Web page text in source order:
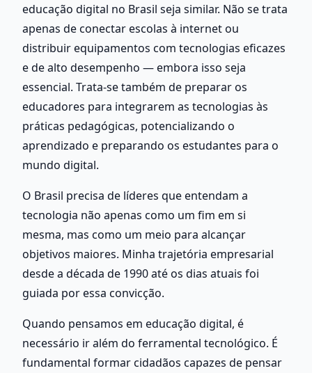
educação digital no Brasil seja similar. Não se trata
apenas de conectar escolas à internet ou
distribuir equipamentos com tecnologias eficazes
e de alto desempenho — embora isso seja
essencial. Trata-se também de preparar os
educadores para integrarem as tecnologias às
práticas pedagógicas, potencializando o
aprendizado e preparando os estudantes para o
mundo digital.
O Brasil precisa de líderes que entendam a
tecnologia não apenas como um fim em si
mesma, mas como um meio para alcançar
objetivos maiores. Minha trajetória empresarial
desde a década de 1990 até os dias atuais foi
guiada por essa convicção.
Quando pensamos em educação digital, é
necessário ir além do ferramental tecnológico. É
fundamental formar cidadãos capazes de pensar